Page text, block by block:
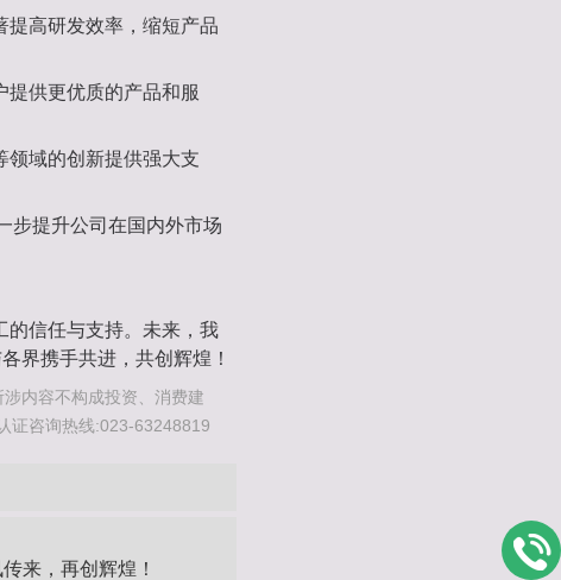
提高研发效率，缩短产品
提供更优质的产品和服
领域的创新提供强大支
步提升公司在国内外市场
的信任与支持。未来，我
界携手共进，共创辉煌！
内容不构成投资、消费建
证咨询热线:023-63248819
来，再创辉煌！‌